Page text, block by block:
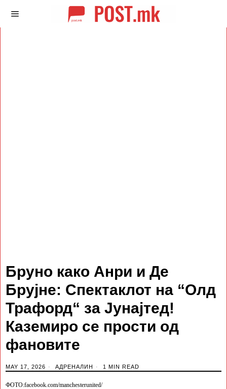
Бруно како Анри и Де
Брујне: Спектаклот на “Олд
Трафорд“ за Јунајтед!
Каземиро се прости од
фановите
MAY 17, 2026 АДРЕНАЛИН 1 MIN READ
ФОТО:facebook.com/manchesterunited/